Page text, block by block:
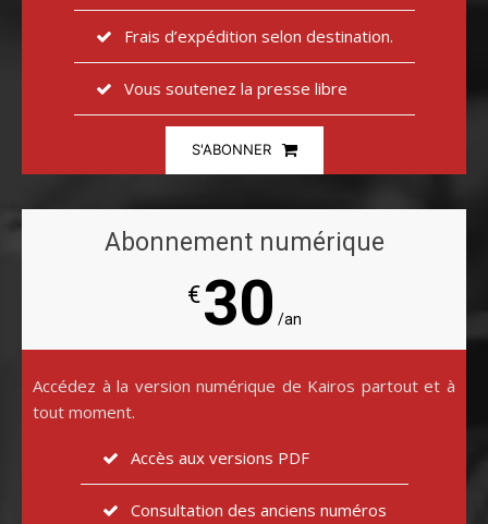
Frais d’expédition selon destination.
Vous soutenez la presse libre
S'ABONNER
Abonnement numérique
€30 /an
Accédez à la version numérique de Kairos partout et à
tout moment.
Accès aux versions PDF
Consultation des anciens numéros